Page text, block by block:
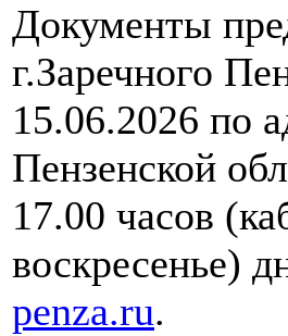
Документы
г.Заречного
15.06.2026 по
Пензенской
17.00 часов
воскресенье)
penza.ru.